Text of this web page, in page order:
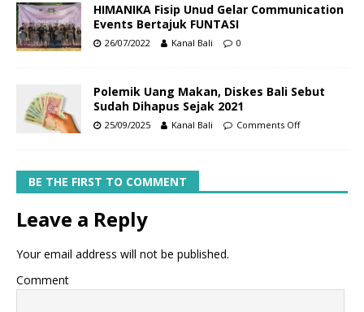
HIMANIKA Fisip Unud Gelar Communication
Events Bertajuk FUNTASI
26/07/2022 Kanal Bali 0
Polemik Uang Makan, Diskes Bali Sebut
Sudah Dihapus Sejak 2021
25/09/2025 Kanal Bali Comments Off
BE THE FIRST TO COMMENT
Leave a Reply
Your email address will not be published.
Comment